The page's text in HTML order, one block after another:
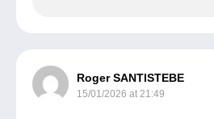
Roger SANTISTEBE
15/01/2026 at 21:49